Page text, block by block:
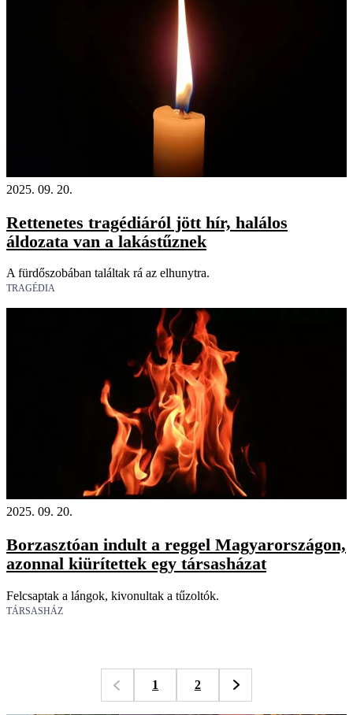
2025. 09. 20.
Rettenetes tragédiáról jött hír, halálos
áldozata van a lakástűznek
A fürdőszobában találtak rá az elhunytra.
TRAGÉDIA
2025. 09. 20.
Borzasztóan indult a reggel Magyarországon,
azonnal kiürítettek egy társasházat
Felcsaptak a lángok, kivonultak a tűzoltók.
TÁRSASHÁZ
1 2